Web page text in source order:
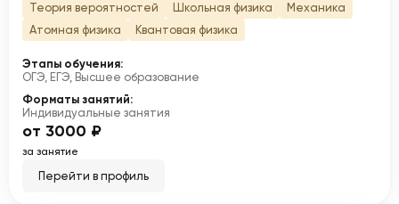
Теория вероятностей
Школьная физика
Механика
Атомная физика
Квантовая физика
Этапы обучения:
ОГЭ, ЕГЭ, Высшее образование
Форматы занятий:
Индивидуальные занятия
от 3000 ₽
за занятие
Перейти в профиль